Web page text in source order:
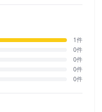
1件
0件
0件
0件
0件